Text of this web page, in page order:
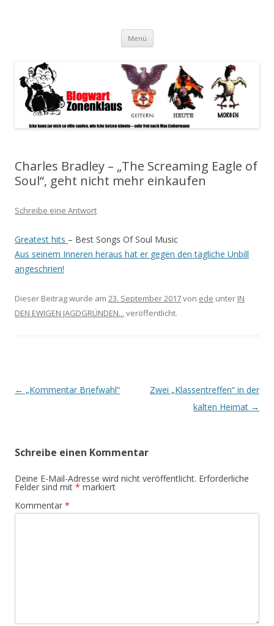
spiegeln im wesentlichen den Gesundheitszustand dieser unserer
Menü Zum
springen
Charles Bradley – „The Screaming Eagle of
Soul“, geht nicht mehr einkaufen
Schreibe eine Antwort
Greatest hits – Best Songs Of Soul Music
Aus seinem Inneren heraus hat er gegen den tägliche Unbill
angeschrien!
Dieser Beitrag wurde am 23. September 2017von ede unter IN
DEN EWIGEN JAGDGRÜNDEN... veröffentlicht.
Beitrags-
← „Kommentar Briefwahl“
Zwei „Klassentreffen“ in der
kalten Heimat →
Schreibe einen Kommentar
Deine E-Mail-Adresse wird nicht veröffentlicht. Erforderliche
Felder sind mit * markiert
Kommentar *